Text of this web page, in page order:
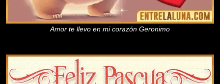
Amor te llevo en mi corazón Geronimo